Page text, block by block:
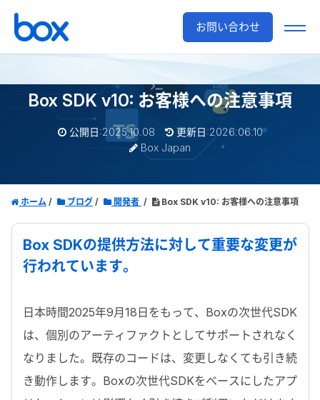
お問い合わせ
Box SDK v10: お客様への注意事項
公開日:2025.10.08
更新日:2026.06.10
Box Japan
ホーム ブログ 開発者 Box SDK v10: お客様への注意事項
Box SDKの提供方法に対して重要な変更が
行われています。
日本時間2025年9月18 日をもって、 Boxの次世代SDK
は、個別のアーティファクトとしてサポートされなく
なりました。既存のコードは、変更しなくても引き続
き動作します。 Boxの次世代SDKをベースにしたアプ